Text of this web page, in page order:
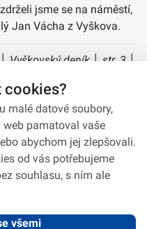
jsme se na náměstí,
Jan Vácha z Vyškova.
Vyškovský deník │ str. 3 │
cookies?
malé datové soubory,
web pamatoval vaše
abychom jej zlepšovali.
od vás potřebujeme
souhlasu, s ním ale
všemi